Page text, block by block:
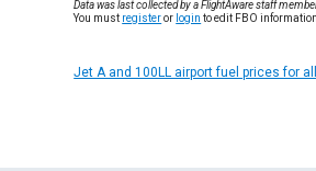
Data was last collected by a FlightAware staff
You must registeror login to edit FBO information.
Jet A and 100LL airport fuel prices for